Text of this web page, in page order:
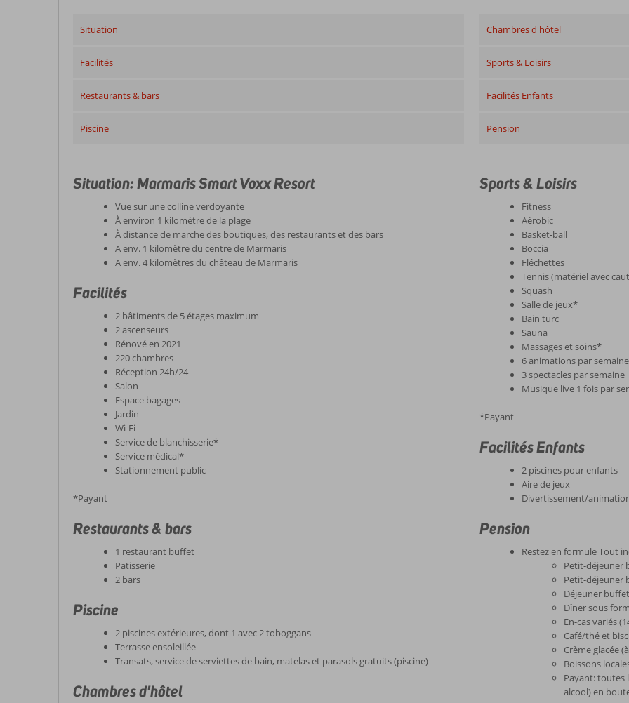
Situation
Facilités
Restaurants & bars
Piscine
Chambres d'hôtel
Sports & Loisirs
Facilités Enfants
Pension
Situation: Marmaris Smart Voxx Resort
Vue sur une colline verdoyante
À environ 1 kilomètre de la plage
À distance de marche des boutiques, des restaurants et des bars
A env. 1 kilomètre du centre de Marmaris
A env. 4 kilomètres du château de Marmaris
Facilités
2 bâtiments de 5 étages maximum
2 ascenseurs
Rénové en 2021
220 chambres
Réception 24h/24
Salon
Espace bagages
Jardin
Wi-Fi
Service de blanchisserie*
Service médical*
Stationnement public
*Payant
Restaurants & bars
1 restaurant buffet
Patisserie
2 bars
Piscine
2 piscines extérieures, dont 1 avec 2 toboggans
Terrasse ensoleillée
Transats, service de serviettes de bain, matelas et parasols gratuits (piscine)
Chambres d'hôtel
Sports & Loisirs
Fitness
Aérobic
Basket-ball
Boccia
Fléchettes
Tennis (matériel avec
Squash
Salle de jeux*
Bain turc
Sauna
Massages et soins*
6 animations par semaine
3 spectacles par semaine
Musique live 1 fois par
*Payant
Facilités Enfants
2 piscines pour enfants
Aire de jeux
Divertissement/
Pension
Restez en formule Tout
Petit-déjeuner
Petit-déjeuner
Déjeuner
Dîner sous
En-cas variés
Café/thé et
Crème glacée
Boissons
Payant: toutes
alcool) en